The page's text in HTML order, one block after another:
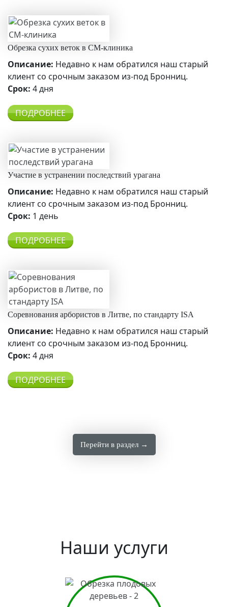
Обрезка сухих веток в СМ-клиника
Описание: Недавно к нам обратился наш старый
клиент со срочным заказом из-под Бронниц.
Срок: 4 дня
ПОДРОБНЕЕ
Участие в устранении последствий урагана
Описание: Недавно к нам обратился наш старый
клиент со срочным заказом из-под Бронниц.
Срок: 1 день
ПОДРОБНЕЕ
Соревнования арбористов в Литве, по стандарту ISA
Описание: Недавно к нам обратился наш старый
клиент со срочным заказом из-под Бронниц.
Срок: 4 дня
ПОДРОБНЕЕ
Перейти в раздел →
Наши услуги